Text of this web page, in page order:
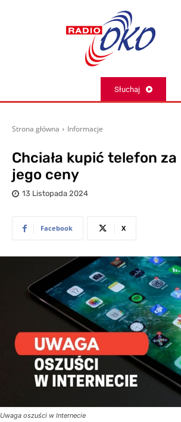
Słuchaj
Strona główna Informacje
Chciała kupić telefon za
jego ceny
13 Listopada 2024
Facebook X
Uwaga oszuści w Internecie